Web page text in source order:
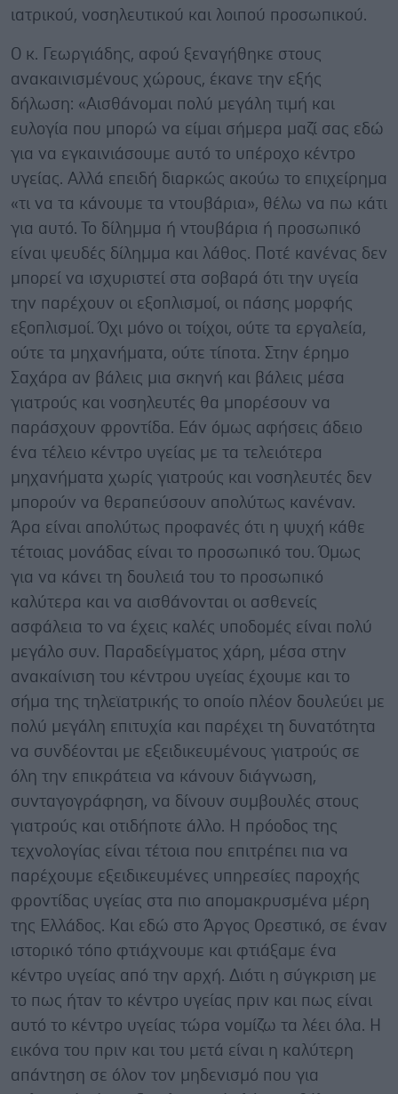
ιατρικού, νοσηλευτικού και λοιπού προσωπικού.
Ο κ. Γεωργιάδης, αφού ξεναγήθηκε στους
ανακαινισμένους χώρους, έκανε την εξής
δήλωση: «Αισθάνομαι πολύ μεγάλη τιμή και
ευλογία που μπορώ να είμαι σήμερα μαζί σας εδώ
για να εγκαινιάσουμε αυτό το υπέροχο κέντρο
υγείας. Αλλά επειδή διαρκώς ακούω το επιχείρημα
«τι να τα κάνουμε τα ντουβάρια», θέλω να πω κάτι
για αυτό. Το δίλημμα ή ντουβάρια ή προσωπικό
είναι ψευδές δίλημμα και λάθος. Ποτέ κανένας δεν
μπορεί να ισχυριστεί στα σοβαρά ότι την υγεία
την παρέχουν οι εξοπλισμοί, οι πάσης μορφής
εξοπλισμοί. Όχι μόνο οι τοίχοι, ούτε τα εργαλεία,
ούτε τα μηχανήματα, ούτε τίποτα. Στην έρημο
Σαχάρα αν βάλεις μια σκηνή και βάλεις μέσα
γιατρούς και νοσηλευτές θα μπορέσουν να
παράσχουν φροντίδα. Εάν όμως αφήσεις άδειο
ένα τέλειο κέντρο υγείας με τα τελειότερα
μηχανήματα χωρίς γιατρούς και νοσηλευτές δεν
μπορούν να θεραπεύσουν απολύτως κανέναν.
Άρα είναι απολύτως προφανές ότι η ψυχή κάθε
τέτοιας μονάδας είναι το προσωπικό του. Όμως
για να κάνει τη δουλειά του το προσωπικό
καλύτερα και να αισθάνονται οι ασθενείς
ασφάλεια το να έχεις καλές υποδομές είναι πολύ
μεγάλο συν. Παραδείγματος χάρη, μέσα στην
ανακαίνιση του κέντρου υγείας έχουμε και το
σήμα της τηλεϊατρικής το οποίο πλέον δουλεύει με
πολύ μεγάλη επιτυχία και παρέχει τη δυνατότητα
να συνδέονται με εξειδικευμένους γιατρούς σε
όλη την επικράτεια να κάνουν διάγνωση,
συνταγογράφηση, να δίνουν συμβουλές στους
γιατρούς και οτιδήποτε άλλο. Η πρόοδος της
τεχνολογίας είναι τέτοια που επιτρέπει πια να
παρέχουμε εξειδικευμένες υπηρεσίες παροχής
φροντίδας υγείας στα πιο απομακρυσμένα μέρη
της Ελλάδος. Και εδώ στο Άργος Ορεστικό, σε έναν
ιστορικό τόπο φτιάχνουμε και φτιάξαμε ένα
κέντρο υγείας από την αρχή. Διότι η σύγκριση με
το πως ήταν το κέντρο υγείας πριν και πως είναι
αυτό το κέντρο υγείας τώρα νομίζω τα λέει όλα. Η
εικόνα του πριν και του μετά είναι η καλύτερη
απάντηση σε όλον τον μηδενισμό που για